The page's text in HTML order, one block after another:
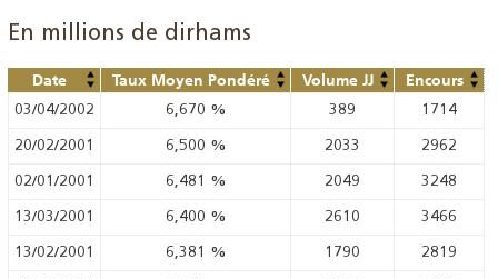
En millions de dirhams
Date Taux Moyen Pondéré Volume JJ Encours
03/04/2002 6,670 % 389 1714
20/02/2001 6,500 % 2033 2962
02/01/2001 6,481 % 2049 3248
13/03/2001 6,400 % 2610 3466
13/02/2001 6,381 % 1790 2819